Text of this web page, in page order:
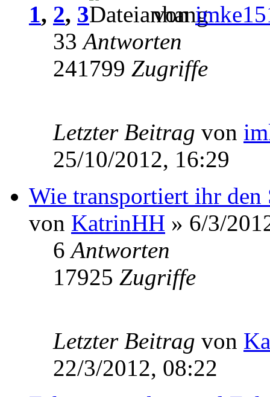
1, 2, 3 von
33Antworten
241799 Zugriffe
Letzter Beitrag von
25/10/2012, 16:29
Wie transportiert ihr den
von KatrinHH » 6/3/
6Antworten
17925 Zugriffe
Letzter Beitrag von
22/3/2012, 08:22